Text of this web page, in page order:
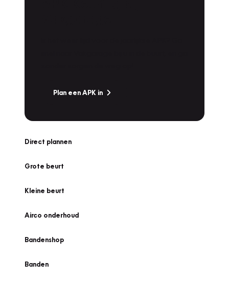
Plan een APK in
Direct plannen
Grote beurt
Kleine beurt
Airco onderhoud
Bandenshop
Banden